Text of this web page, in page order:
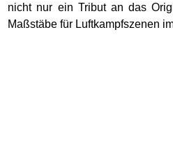
nicht nur ein Tribut an das
Maßstäbe für Luftkampfszenen